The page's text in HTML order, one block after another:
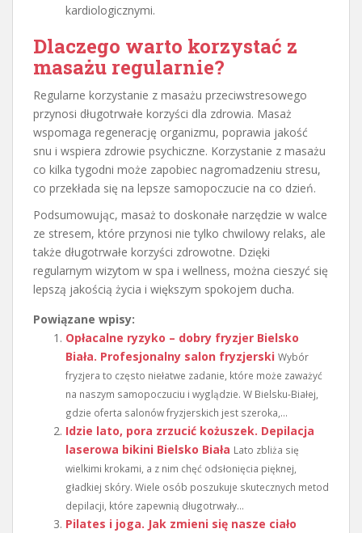
kardiologicznymi.
Dlaczego warto korzystać z
masażu regularnie?
Regularne korzystanie z masażu przeciwstresowego
przynosi długotrwałe korzyści dla zdrowia. Masaż
wspomaga regenerację organizmu, poprawia jakość
snu i wspiera zdrowie psychiczne. Korzystanie z masażu
co kilka tygodni może zapobiec nagromadzeniu stresu,
co przekłada się na lepsze samopoczucie na co dzień.
Podsumowując, masaż to doskonałe narzędzie w walce
ze stresem, które przynosi nie tylko chwilowy relaks, ale
także długotrwałe korzyści zdrowotne. Dzięki
regularnym wizytom w spa i wellness, można cieszyć się
lepszą jakością życia i większym spokojem ducha.
Powiązane wpisy:
Opłacalne ryzyko – dobry fryzjer Bielsko
Biała. Profesjonalny salon fryzjerski Wybór
fryzjera to często niełatwe zadanie, które może zaważyć
na naszym samopoczuciu i wyglądzie. W Bielsku-Białej,
gdzie oferta salonów fryzjerskich jest szeroka,...
Idzie lato, pora zrzucić kożuszek. Depilacja
laserowa bikini Bielsko Biała Lato zbliża się
wielkimi krokami, a z nim chęć odsłonięcia pięknej,
gładkiej skóry. Wiele osób poszukuje skutecznych metod
depilacji, które zapewnią długotrwały...
Pilates i joga. Jak zmieni się nasze ciało